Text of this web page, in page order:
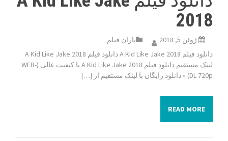
2018
ژوئن 5, 2018
باران فیلم
دانلود فیلم A Kid Like Jake 2018 دانلود فیلم A Kid Like Jake 2018
لینک مستقیم دانلود فیلم A Kid Like Jake 2018 با کیفیت عالی (WEB-
DL 720p) « دانلود رایگان با لینک مستقیم از […]
READ MORE